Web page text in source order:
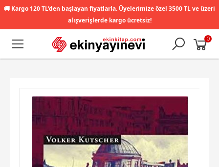
🚚 Kargo 120 TL'den başlayan fiyatlarla. Üyelerimize özel 3500 TL ve üzeri
alışverişlerde kargo ücretsiz!
0